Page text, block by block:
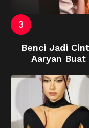
Benci Jadi
Aaryan